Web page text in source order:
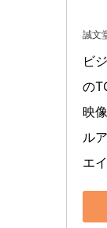
誠文
ビ
の
映
ル
エ